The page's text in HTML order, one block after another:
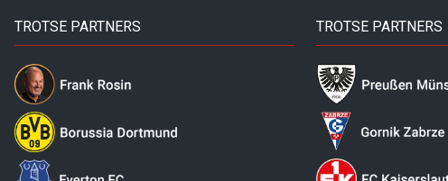
TROTSE PARTNERS TROTSE PARTNERS